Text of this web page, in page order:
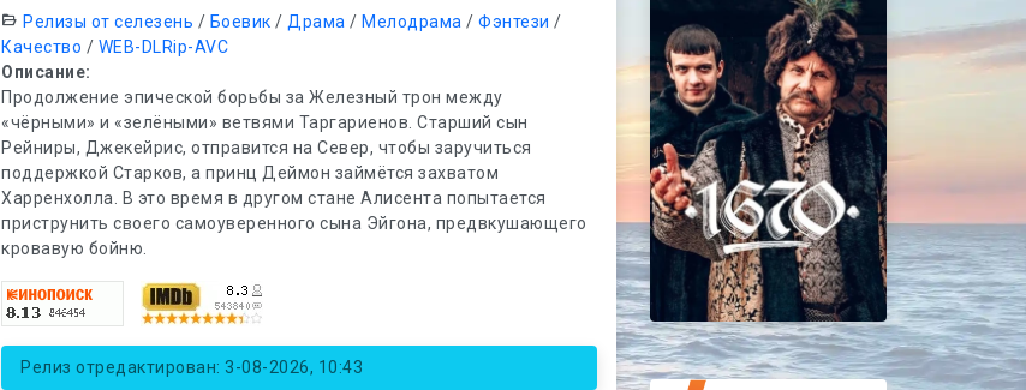
Релизы от селезень / Боевик / Драма /Мелодрама /Фэнтези /
Качество / WEB-DLRip-AVC
Описание:
Продолжение эпической борьбы за Железный трон между
«чёрными» и «зелёными» ветвями Таргариенов. Старший сын
Рейниры, Джекейрис, отправится на Север, чтобы заручиться
поддержкой Старков, а принц Деймон займётся захватом
Харренхолла. В это время в другом стане Алисента попытается
приструнить своего самоуверенного сына Эйгона, предвкушающего
кровавую бойню.
Релиз отредактирован: 3-08-2026, 10:43